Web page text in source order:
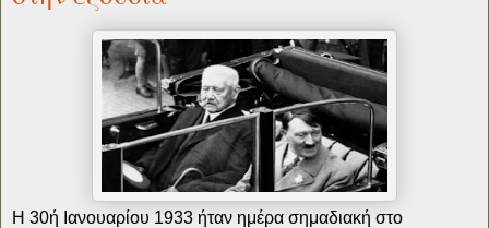
Η 30ή Ιανουαρίου 1933 ήταν ημέρα σημαδιακή στο